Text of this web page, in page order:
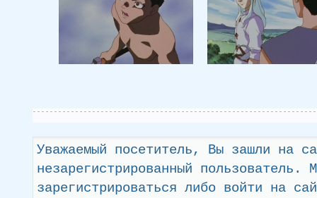
Уважаемый посетитель, Вы зашли на
незарегистрированный пользователь.
зарегистрироваться либо войти на